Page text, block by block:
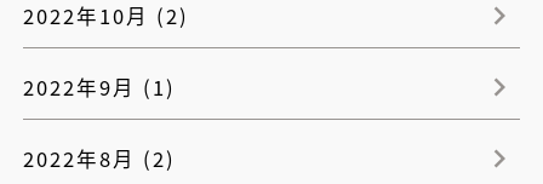
2022年10月 (2)
2022年9月 (1)
2022年8月 (2)